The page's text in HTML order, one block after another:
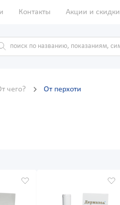
Контакты Акции и скидки
чего? От перхоти